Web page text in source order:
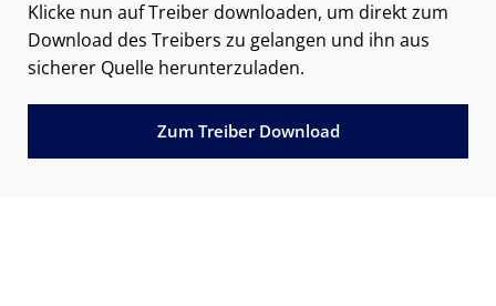
Klicke nun auf Treiber downloaden, um direkt zum
Download des Treibers zu gelangen und ihn aus
sicherer Quelle herunterzuladen.
Zum Treiber Download